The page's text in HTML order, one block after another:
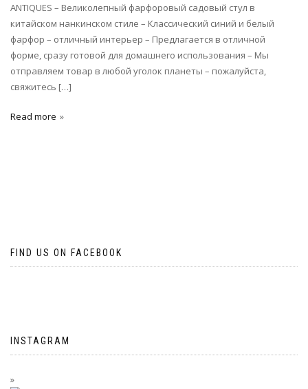
ANTIQUES – Великолепный фарфоровый садовый стул в
китайском нанкинском стиле – Классический синий и белый
фарфор – отличный интерьер – Предлагается в отличной
форме, сразу готовой для домашнего использования – Мы
отправляем товар в любой уголок планеты – пожалуйста,
свяжитесь […]
Read more
FIND US ON FACEBOOK
INSTAGRAM